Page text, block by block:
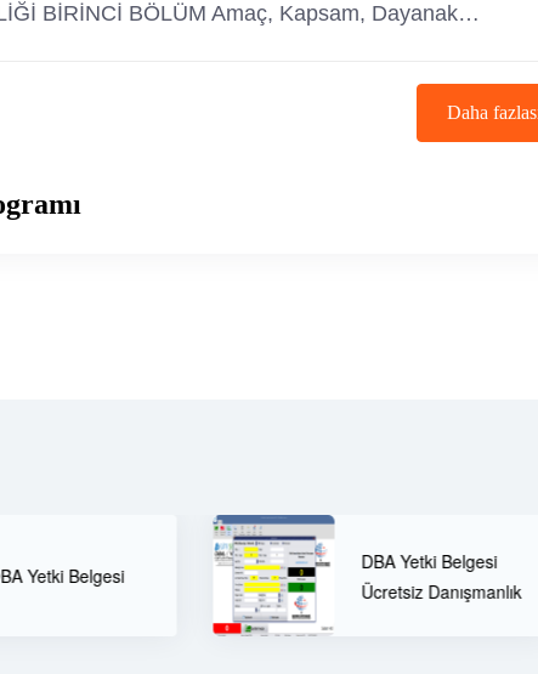
BİRİNCİ BÖLÜM Amaç, Kapsam, Dayanak…
Daha
DBA Yetki Belgesi
Ücretsiz Danışmanlık
60
ve